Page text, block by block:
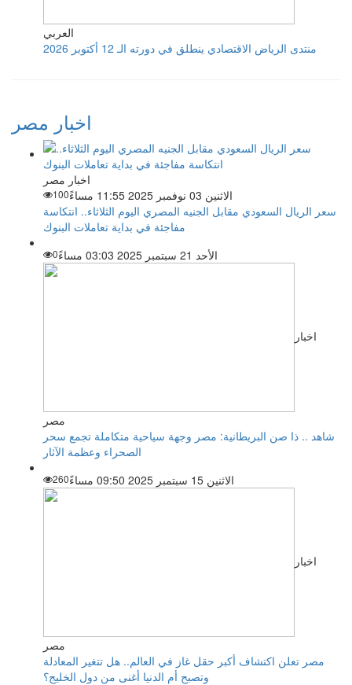
العربي
منتدى الرياض الاقتصادي ينطلق في دورته الـ 12 أكتوبر 2026
اخبار مصر
اخبار مصر
الاثنين 03 نوفمبر 2025 11:55 مساءً
100
سعر الريال السعودي مقابل الجنيه المصري اليوم الثلاثاء.. انتكاسة
مفاجئة في بداية تعاملات البنوك
الأحد 21 سبتمبر 2025 03:03 مساءً
0
اخبار
مصر
شاهد .. ذا صن البريطانية: مصر وجهة سياحية متكاملة تجمع سحر
الصحراء وعظمة الآثار
الاثنين 15 سبتمبر 2025 09:50 مساءً
260
اخبار
مصر
مصر تعلن اكتشاف أكبر حقل غاز في العالم.. هل تتغير المعادلة
وتصبح أم الدنيا أغنى من دول الخليج؟